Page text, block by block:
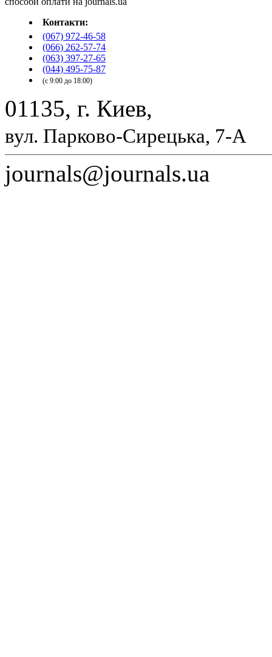
Контакти:
(067) 972-46-58
(066) 262-57-74
(063) 397-27-65
(044) 495-75-87
(с 9:00 до 18:00)
01135, г. Киев,
вул. Парково-Сирецька, 7-А
journals@journals.ua